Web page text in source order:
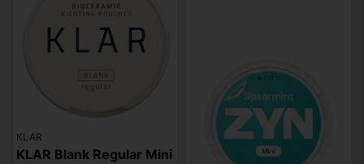
KLAR
KLAR Blank Regular Mini